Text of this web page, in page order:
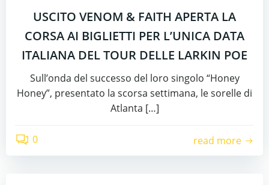
USCITO VENOM & FAITH APERTA LA
CORSA AI BIGLIETTI PER L’UNICA DATA
ITALIANA DEL TOUR DELLE LARKIN POE
Sull’onda del successo del loro singolo “Honey
Honey”, presentato la scorsa settimana, le sorelle di
Atlanta […]
0 read more